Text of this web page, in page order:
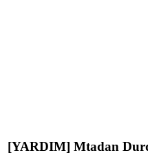
[YARDIM] Mtadan